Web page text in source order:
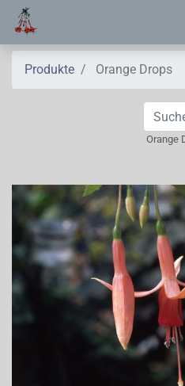
Produkte Orange Drops
Orange